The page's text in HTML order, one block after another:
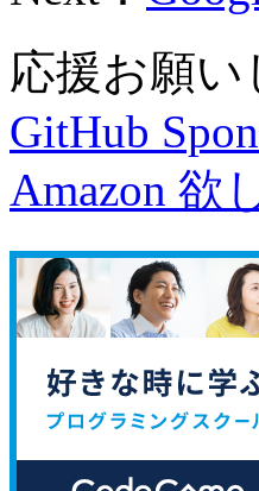
応援お願い
GitHub
Amazon 欲